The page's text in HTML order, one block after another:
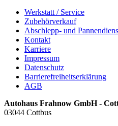
Werkstatt / Service
Zubehörverkauf
Abschlepp- und
Kontakt
Karriere
Impressum
Datenschutz
Barrierefreiheitserklärung
AGB
Autohaus Frahnow GmbH -
03044 Cottbus